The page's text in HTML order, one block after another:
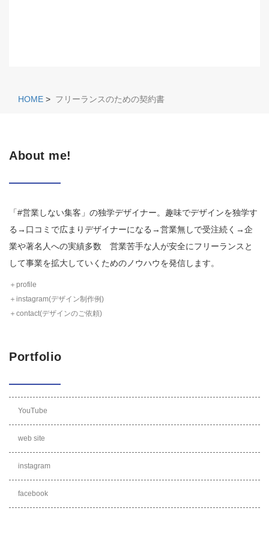
HOME > フリーランスのための契約書
About me!
「#営業しない集客」の独学デザイナー。趣味でデザインを独学す
る→口コミで広まりデザイナーになる→営業無しで受注続く→企
業や著名人への実績多数 営業苦手な人が安全にフリーランスと
して事業を拡大していくためのノウハウを発信します。
＋profile
＋instagram(デザイン制作例)
＋contact(デザインのご依頼)
Portfolio
YouTube
web site
instagram
facebook